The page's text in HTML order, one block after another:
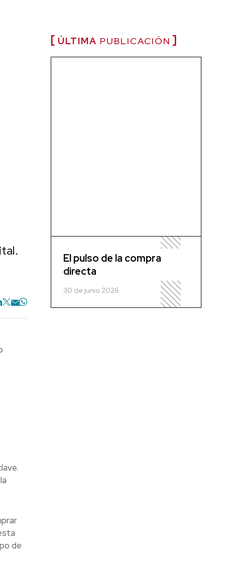
de
ÚLTIMA PUBLICACIÓN
El pulso de la compra
directa
30 de junio 2026